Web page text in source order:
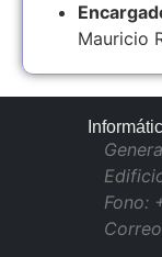
Mauricio
Fono: